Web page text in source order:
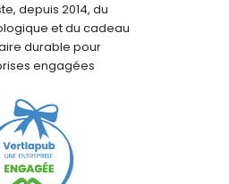
depuis 2014, du
et du cadeau
durable pour
engagées